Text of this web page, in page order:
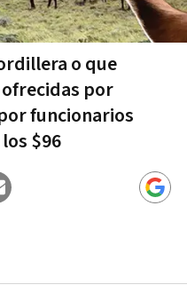
o que
por
funcionarios
$96